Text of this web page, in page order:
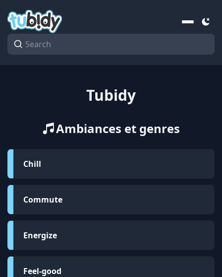
Tubidy
Ambiances et genres
Chill
Commute
Energize
Feel-good